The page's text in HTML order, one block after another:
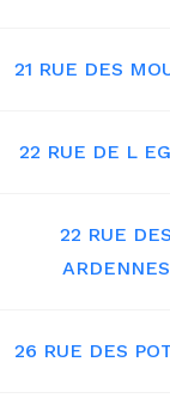
21 RUE DES
22 RUE DE L
22 RUE DES
ARDENNES
26 RUE DES